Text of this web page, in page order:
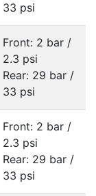
33 psi
Front: 2 bar /
2.3 psi
Rear: 29 bar /
33 psi
Front: 2 bar /
2.3 psi
Rear: 29 bar /
33 psi